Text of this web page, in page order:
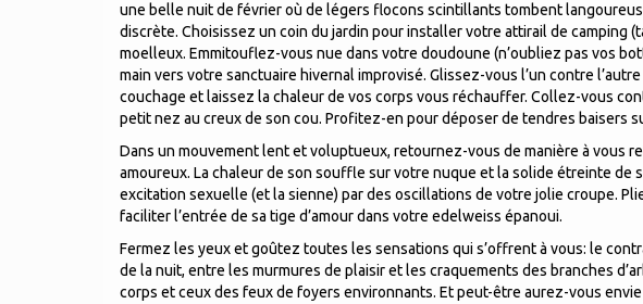
une belle nuit de février où de légers flocons scintillants tombent
discrète. Choisissez un coin du jardin pour installer votre attirail de camping
moelleux. Emmitouflez-vous nue dans votre doudoune (n’oubliez pas vos
main vers votre sanctuaire hivernal improvisé. Glissez-vous l’un contre
couchage et laissez la chaleur de vos corps vous réchauffer. Collez-vous
petit nez au creux de son cou. Profitez-en pour déposer de tendres baisers
Dans un mouvement lent et voluptueux, retournez-vous de manière à vous
amoureux. La chaleur de son souffle sur votre nuque et la solide étreinte de
excitation sexuelle (et la sienne) par des oscillations de votre jolie croupe.
faciliter l’entrée de sa tige d’amour dans votre edelweiss épanoui.
Fermez les yeux et goûtez toutes les sensations qui s’offrent à vous: le
de la nuit, entre les murmures de plaisir et les craquements des branches
corps et ceux des feux de foyers environnants. Et peut-être aurez-vous